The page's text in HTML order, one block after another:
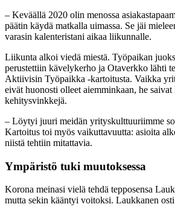
– Keväällä 2020 olin menossa
päätin käydä matkalla uimassa. Se jäi
varasin kalenteristani aikaa liikunnalle.
Liikunta alkoi viedä miestä. Työpaikan
perustettiin kävelykerho ja Otaverkko lähti
Aktiivisin Työpaikka -kartoitusta. Vaikka
eivät huonosti olleet aiemminkaan, he saivat
kehitysvinkkejä.
– Löytyi juuri meidän yrityskulttuuriimme
Kartoitus toi myös vaikuttavuutta: asioita
niistä tehtiin mitattavia.
Ympäristö tuki muutoksessa
Korona meinasi vielä tehdä tepposensa
mutta sekin kääntyi voitoksi. Laukkanen